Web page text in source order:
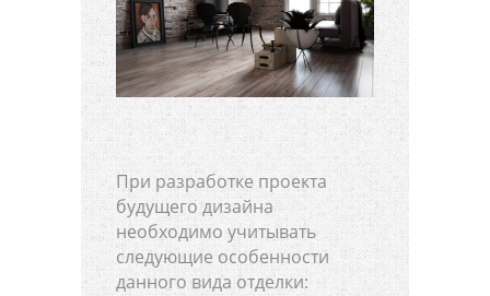
При разработке проекта
будущего дизайна
необходимо учитывать
следующие особенности
данного вида отделки: